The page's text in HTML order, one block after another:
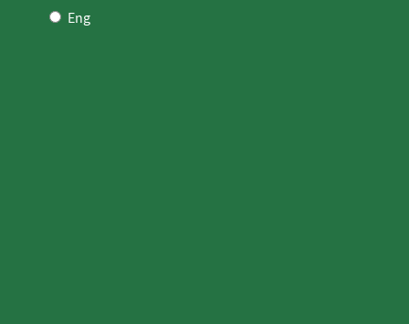
Eng